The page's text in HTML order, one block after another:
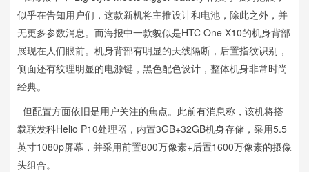
似乎在告知用户们，这款新机将主推设计和电池，除此之外，并
无更多参数消息。而海报中一款貌似是HTC One X10的机身背部
展现在人们眼前。机身背部有明显的天线隔断，后置指纹识别，
侧面还有纹理明显的电源键，黑色配色设计，整体机身非常时尚
经典。
但配置方面依旧是用户关注的焦点。此前有消息称，该机将搭
载联发科Helio P10处理器，内置3GB+32GB机身存储，采用5.5
英寸1080p屏幕，并采用前置800万像素+后置1600万像素的摄像
头组合。